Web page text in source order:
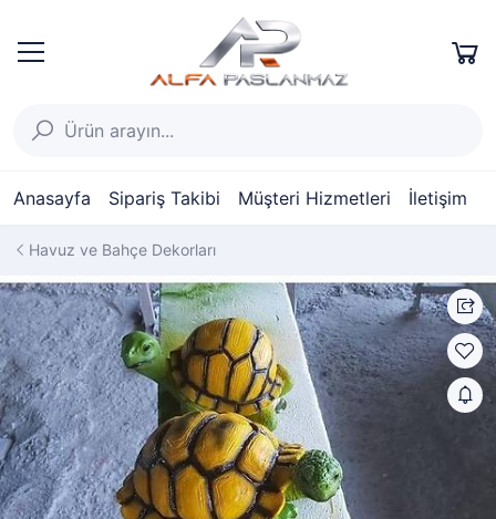
Anasayfa Sipariş Takibi Müşteri Hizmetleri İletişim
Havuz ve Bahçe Dekorları